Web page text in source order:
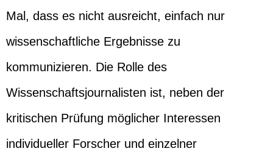
Mal, dass es nicht ausreicht, einfach nur
wissenschaftliche Ergebnisse zu
kommunizieren. Die Rolle des
Wissenschaftsjournalisten ist, neben der
kritischen Prüfung möglicher Interessen
individueller Forscher und einzelner